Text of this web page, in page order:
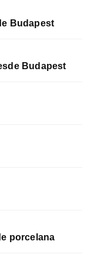
Budapest
Budapest
porcelana